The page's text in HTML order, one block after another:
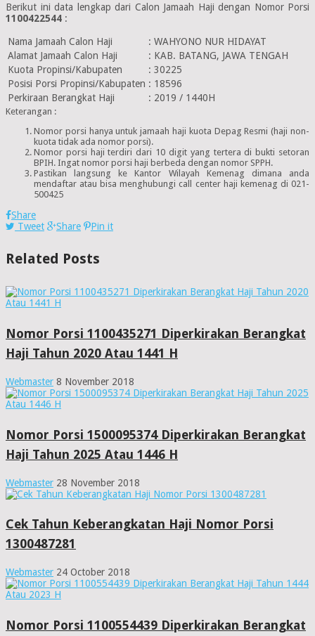
Berikut ini data lengkap dari Calon Jamaah Haji dengan Nomor Porsi
1100422544 :
Nama Jamaah Calon Haji : WAHYONO NUR HIDAYAT
Alamat Jamaah Calon Haji
: KAB. BATANG, JAWA TENGAH
Kuota Propinsi/Kabupaten
: 30225
Posisi Porsi Propinsi/Kabupaten : 18596
Perkiraan Berangkat Haji
: 2019 / 1440H
Keterangan :
Nomor porsi hanya untuk jamaah haji kuota Depag Resmi (haji non-
kuota tidak ada nomor porsi).
Nomor porsi haji terdiri dari 10 digit yang tertera di bukti setoran
BPIH. Ingat nomor porsi haji berbeda dengan nomor SPPH.
Pastikan langsung ke Kantor Wilayah Kemenag dimana anda
mendaftar atau bisa menghubungi call center haji kemenag di 021-
500425
Share
Tweet
Share Pin it
Related Posts
Nomor Porsi 1100435271 Diperkirakan Berangkat
Haji Tahun 2020 Atau 1441 H
Webmaster 8 November 2018
Nomor Porsi 1500095374 Diperkirakan Berangkat
Haji Tahun 2025 Atau 1446 H
Webmaster 28 November 2018
Cek Tahun Keberangkatan Haji Nomor Porsi
1300487281
Webmaster 24 October 2018
Nomor Porsi 1100554439 Diperkirakan Berangkat